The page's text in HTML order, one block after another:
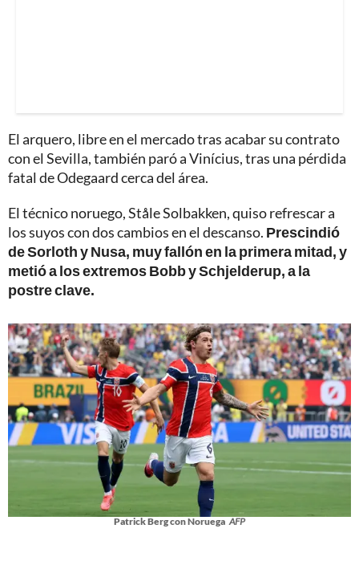
El arquero, libre en el mercado tras acabar su contrato
con el Sevilla, también paró a Vinícius, tras una pérdida
fatal de Odegaard cerca del área.
El técnico noruego, Ståle Solbakken, quiso refrescar a
los suyos con dos cambios en el descanso. Prescindió
de Sorloth y Nusa, muy fallón en la primera mitad, y
metió a los extremos Bobb y Schjelderup, a la
postre clave.
Patrick Berg con Noruega AFP